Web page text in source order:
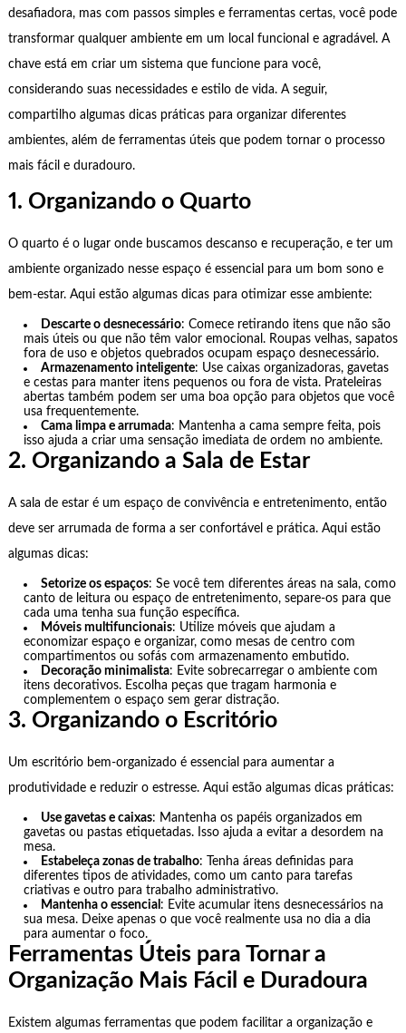
desafiadora, mas com passos simples e ferramentas certas, você pode
transformar qualquer ambiente em um local funcional e agradável. A
chave está em criar um sistema que funcione para você,
considerando suas necessidades e estilo de vida. A seguir,
compartilho algumas dicas práticas para organizar diferentes
ambientes, além de ferramentas úteis que podem tornar o processo
mais fácil e duradouro.
1. Organizando o Quarto
O quarto é o lugar onde buscamos descanso e recuperação, e ter um
ambiente organizado nesse espaço é essencial para um bom sono e
bem-estar. Aqui estão algumas dicas para otimizar esse ambiente:
Descarte o desnecessário: Comece retirando itens que não são
mais úteis ou que não têm valor emocional. Roupas velhas, sapatos
fora de uso e objetos quebrados ocupam espaço desnecessário.
Armazenamento inteligente: Use caixas organizadoras, gavetas
e cestas para manter itens pequenos ou fora de vista. Prateleiras
abertas também podem ser uma boa opção para objetos que você
usa frequentemente.
Cama limpa e arrumada: Mantenha a cama sempre feita, pois
isso ajuda a criar uma sensação imediata de ordem no ambiente.
2. Organizando a Sala de Estar
A sala de estar é um espaço de convivência e entretenimento, então
deve ser arrumada de forma a ser confortável e prática. Aqui estão
algumas dicas:
Setorize os espaços: Se você tem diferentes áreas na sala, como
canto de leitura ou espaço de entretenimento, separe-os para que
cada uma tenha sua função específica.
Móveis multifuncionais: Utilize móveis que ajudam a
economizar espaço e organizar, como mesas de centro com
compartimentos ou sofás com armazenamento embutido.
Decoração minimalista: Evite sobrecarregar o ambiente com
itens decorativos. Escolha peças que tragam harmonia e
complementem o espaço sem gerar distração.
3. Organizando o Escritório
Um escritório bem-organizado é essencial para aumentar a
produtividade e reduzir o estresse. Aqui estão algumas dicas práticas:
Use gavetas e caixas: Mantenha os papéis organizados em
gavetas ou pastas etiquetadas. Isso ajuda a evitar a desordem na
mesa.
Estabeleça zonas de trabalho: Tenha áreas definidas para
diferentes tipos de atividades, como um canto para tarefas
criativas e outro para trabalho administrativo.
Mantenha o essencial : Evite acumular itens desnecessários na
sua mesa. Deixe apenas o que você realmente usa no dia a dia
para aumentar o foco.
Ferramentas Úteis para Tornar a
Organização Mais Fácil e Duradoura
Existem algumas ferramentas que podem facilitar a organização e